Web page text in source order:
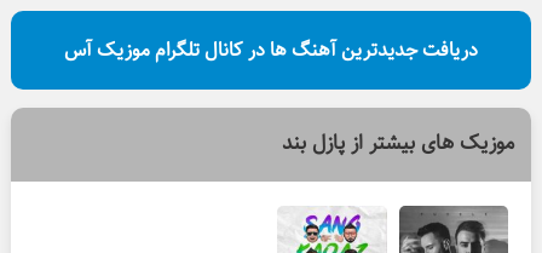
دریافت جدیدترین آهنگ ها در کانال تلگرام موزیک آس
موزیک های بیشتر از پازل بند